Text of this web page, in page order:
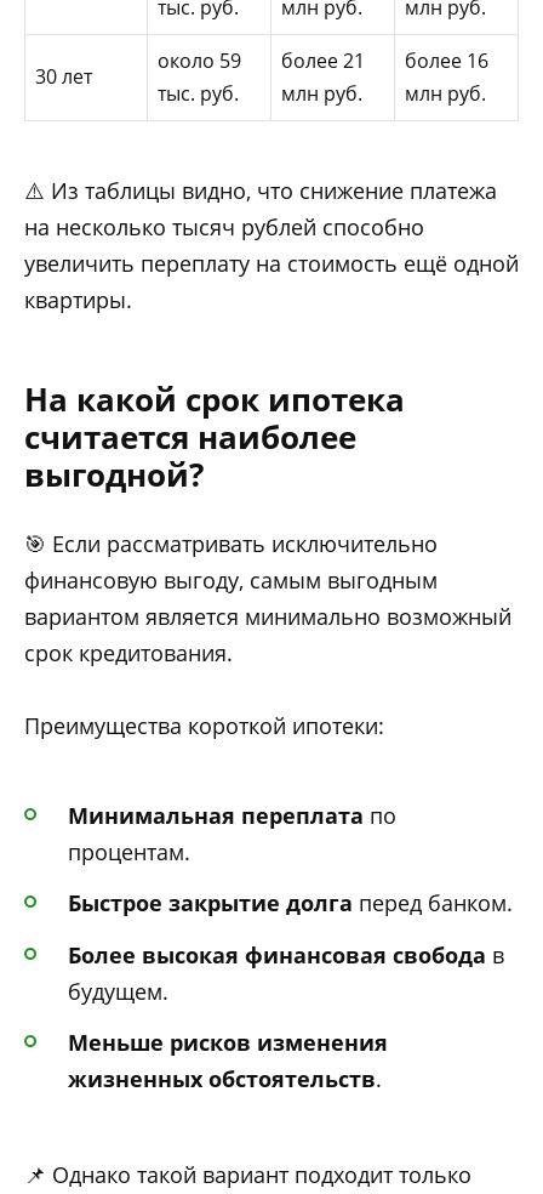
тыс. руб. млн руб. млн руб.
30 лет
около 59
тыс. руб.
более 21
млн руб.
более 16
млн руб.
⚠️ Из таблицы видно, что снижение платежа
на несколько тысяч рублей способно
увеличить переплату на стоимость ещё одной
квартиры.
На какой срок ипотека
считается наиболее
выгодной?
🎯 Если рассматривать исключительно
финансовую выгоду, самым выгодным
вариантом является минимально возможный
срок кредитования.
Преимущества короткой ипотеки:
Минимальная переплата по
процентам.
Быстрое закрытие долга перед банком.
Более высокая финансовая свобода в
будущем.
Меньше рисков изменения
жизненных обстоятельств.
📌 Однако такой вариант подходит только